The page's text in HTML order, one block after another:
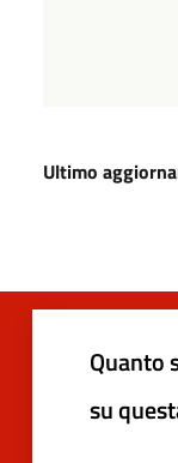
Ultimo
Quanto
su